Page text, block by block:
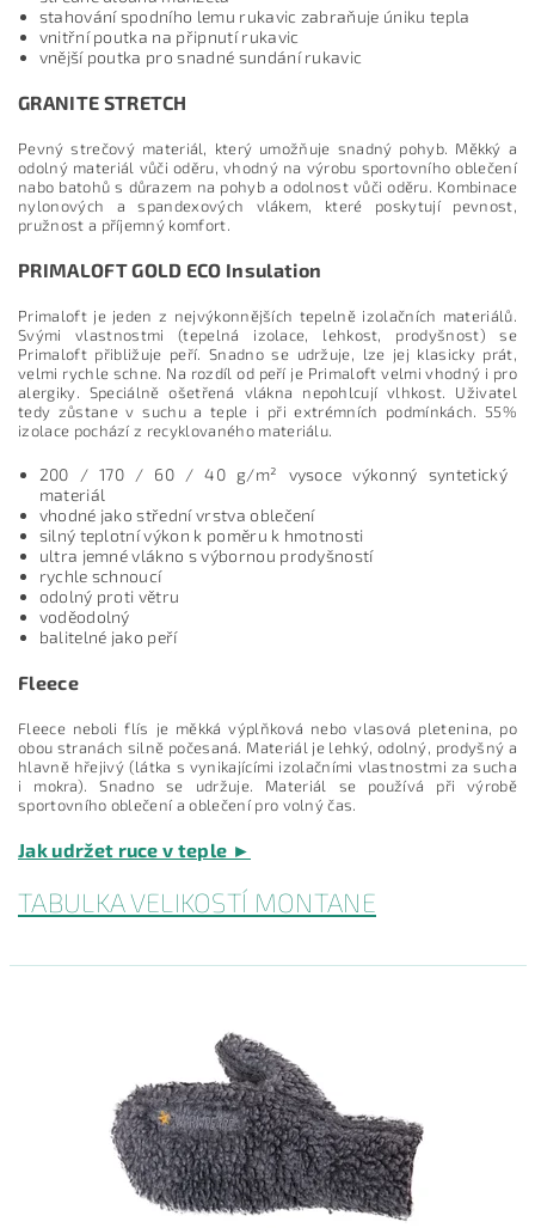
stahování spodního lemu rukavic zabraňuje úniku tepla
vnitřní poutka na připnutí rukavic
vnější poutka pro snadné sundání rukavic
GRANITE STRETCH
Pevný strečový materiál, který umožňuje snadný pohyb. Měkký a
odolný materiál vůči oděru, vhodný na výrobu sportovního oblečení
nabo batohů s důrazem na pohyb a odolnost vůči oděru. Kombinace
nylonových a spandexových vlákem, které poskytují pevnost,
pružnost a příjemný komfort.
PRIMALOFT GOLD ECO Insulation
Primaloft je jeden z nejvýkonnějších tepelně izolačních materiálů.
Svými vlastnostmi (tepelná izolace, lehkost, prodyšnost) se
Primaloft přibližuje peří. Snadno se udržuje, lze jej klasicky prát,
velmi rychle schne. Na rozdíl od peří je Primaloft velmi vhodný i pro
alergiky. Speciálně ošetřená vlákna nepohlcují vlhkost. Uživatel
tedy zůstane v suchu a teple i při extrémních podmínkách. 55%
izolace pochází z recyklovaného materiálu.
200 / 170 / 60 / 40 g/m² vysoce výkonný syntetický
materiál
vhodné jako střední vrstva oblečení
silný teplotní výkon k poměru k hmotnosti
ultra jemné vlákno s výbornou prodyšností
rychle schnoucí
odolný proti větru
voděodolný
balitelné jako peří
Fleece
Fleece neboli flís je měkká výplňková nebo vlasová pletenina, po
obou stranách silně počesaná. Materiál je lehký, odolný, prodyšný a
hlavně hřejivý (látka s vynikajícími izolačními vlastnostmi za sucha
i mokra). Snadno se udržuje. Materiál se používá při výrobě
sportovního oblečení a oblečení pro volný čas.
Jak udržet ruce v teple ►
TABULKA VELIKOSTÍ MONTANE